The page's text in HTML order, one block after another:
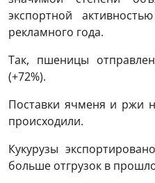
экспортной
рекламного года.
Так, пшеницы
(+72%).
Поставки ячменя и ржи
происходили.
Кукурузы
больше отгрузок в